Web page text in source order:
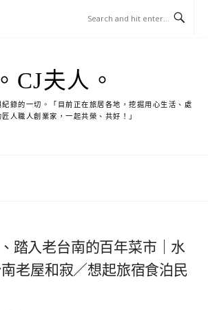
。CJ夫人。
錄的一切。「目前正在旅居各地，挖掘用心生活、處
人職人創業家，一起共榮、共好！」
踏入老台南的百年菜市｜水
老屋和寂／想起旅宿食泊民